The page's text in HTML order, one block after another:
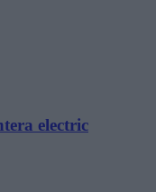
electric